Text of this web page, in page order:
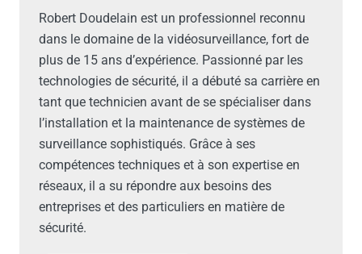
Robert Doudelain est un professionnel reconnu
dans le domaine de la vidéosurveillance, fort de
plus de 15 ans d’expérience. Passionné par les
technologies de sécurité, il a débuté sa carrière en
tant que technicien avant de se spécialiser dans
l’installation et la maintenance de systèmes de
surveillance sophistiqués. Grâce à ses
compétences techniques et à son expertise en
réseaux, il a su répondre aux besoins des
entreprises et des particuliers en matière de
sécurité.